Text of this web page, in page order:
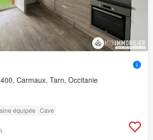
Carmaux, Tarn, Occitanie
équipée Cave